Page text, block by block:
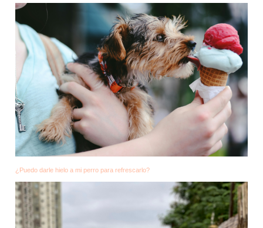
¿Puedo darle hielo a mi perro para refrescarlo?